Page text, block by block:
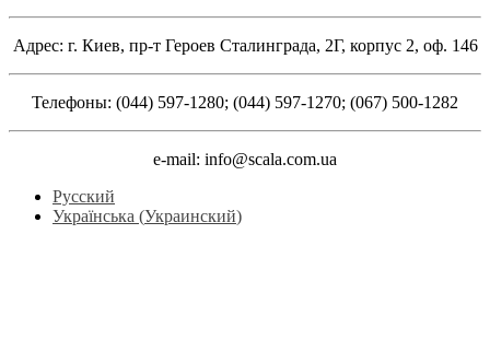
Адрес: г. Киев, пр-т Героев Сталинграда, 2Г, корпус 2, оф. 146
Телефоны: (044) 597-1280; (044) 597-1270; (067) 500-1282
e-mail: info@scala.com.ua
Русский
Українська (Украинский)